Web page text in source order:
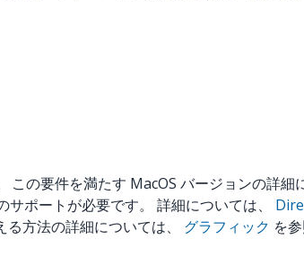
の要件を満たす MacOS バージョンの詳細
ポートが必要です。 詳細については、
方法の詳細については、 グラフィック を